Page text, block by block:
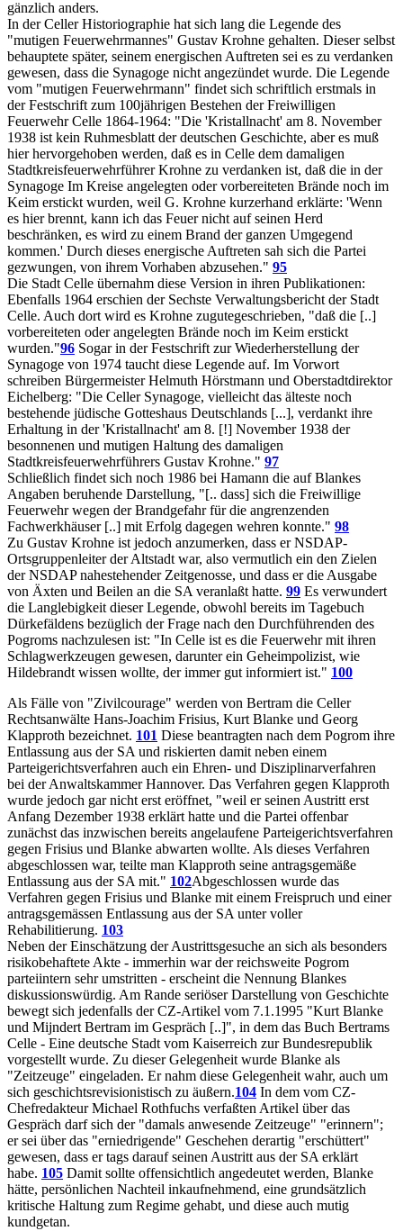
gänzlich anders.
In der Celler Historiographie hat sich lang die Legende des
"mutigen Feuerwehrmannes" Gustav Krohne gehalten. Dieser selbst
behauptete später, seinem energischen Auftreten sei es zu verdanken
gewesen, dass die Synagoge nicht angezündet wurde. Die Legende
vom "mutigen Feuerwehrmann" findet sich schriftlich erstmals in
der Festschrift zum 100jährigen Bestehen der Freiwilligen
Feuerwehr Celle 1864-1964: "Die 'Kristallnacht' am 8. November
1938 ist kein Ruhmesblatt der deutschen Geschichte, aber es muß
hier hervorgehoben werden, daß es in Celle dem damaligen
Stadtkreisfeuerwehrführer Krohne zu verdanken ist, daß die in der
Synagoge Im Kreise angelegten oder vorbereiteten Brände noch im
Keim erstickt wurden, weil G. Krohne kurzerhand erklärte: 'Wenn
es hier brennt, kann ich das Feuer nicht auf seinen Herd
beschränken, es wird zu einem Brand der ganzen Umgegend
kommen.' Durch dieses energische Auftreten sah sich die Partei
gezwungen, von ihrem Vorhaben abzusehen." 95
Die Stadt Celle übernahm diese Version in ihren Publikationen:
Ebenfalls 1964 erschien der Sechste Verwaltungsbericht der Stadt
Celle. Auch dort wird es Krohne zugutegeschrieben, "daß die [..]
vorbereiteten oder angelegten Brände noch im Keim erstickt
wurden."96 Sogar in der Festschrift zur Wiederherstellung der
Synagoge von 1974 taucht diese Legende auf. Im Vorwort
schreiben Bürgermeister Helmuth Hörstmann und Oberstadtdirektor
Eichelberg: "Die Celler Synagoge, vielleicht das älteste noch
bestehende jüdische Gotteshaus Deutschlands [...], verdankt ihre
Erhaltung in der 'Kristallnacht' am 8. [!] November 1938 der
besonnenen und mutigen Haltung des damaligen
Stadtkreisfeuerwehrführers Gustav Krohne." 97
Schließlich findet sich noch 1986 bei Hamann die auf Blankes
Angaben beruhende Darstellung, "[.. dass] sich die Freiwillige
Feuerwehr wegen der Brandgefahr für die angrenzenden
Fachwerkhäuser [..] mit Erfolg dagegen wehren konnte." 98
Zu Gustav Krohne ist jedoch anzumerken, dass er NSDAP-
Ortsgruppenleiter der Altstadt war, also vermutlich ein den Zielen
der NSDAP nahestehender Zeitgenosse, und dass er die Ausgabe
von Äxten und Beilen an die SA veranlaßt hatte. 99 Es verwundert
die Langlebigkeit dieser Legende, obwohl bereits im Tagebuch
Dürkefäldens bezüglich der Frage nach den Durchführenden des
Pogroms nachzulesen ist: "In Celle ist es die Feuerwehr mit ihren
Schlagwerkzeugen gewesen, darunter ein Geheimpolizist, wie
Hildebrandt wissen wollte, der immer gut informiert ist." 100
Als Fälle von "Zivilcourage" werden von Bertram die Celler
Rechtsanwälte Hans-Joachim Frisius, Kurt Blanke und Georg
Klapproth bezeichnet. 101 Diese beantragten nach dem Pogrom ihre
Entlassung aus der SA und riskierten damit neben einem
Parteigerichtsverfahren auch ein Ehren- und Disziplinarverfahren
bei der Anwaltskammer Hannover. Das Verfahren gegen Klapproth
wurde jedoch gar nicht erst eröffnet, "weil er seinen Austritt erst
Anfang Dezember 1938 erklärt hatte und die Partei offenbar
zunächst das inzwischen bereits angelaufene Parteigerichtsverfahren
gegen Frisius und Blanke abwarten wollte. Als dieses Verfahren
abgeschlossen war, teilte man Klapproth seine antragsgemäße
Entlassung aus der SA mit." 102Abgeschlossen wurde das
Verfahren gegen Frisius und Blanke mit einem Freispruch und einer
antragsgemässen Entlassung aus der SA unter voller
Rehabilitierung. 103
Neben der Einschätzung der Austrittsgesuche an sich als besonders
risikobehaftete Akte - immerhin war der reichsweite Pogrom
parteiintern sehr umstritten - erscheint die Nennung Blankes
diskussionswürdig. Am Rande seriöser Darstellung von Geschichte
bewegt sich jedenfalls der CZ-Artikel vom 7.1.1995 "Kurt Blanke
und Mijndert Bertram im Gespräch [..]", in dem das Buch Bertrams
Celle - Eine deutsche Stadt vom Kaiserreich zur Bundesrepublik
vorgestellt wurde. Zu dieser Gelegenheit wurde Blanke als
"Zeitzeuge" eingeladen. Er nahm diese Gelegenheit wahr, auch um
sich geschichtsrevisionistisch zu äußern.104 In dem vom CZ-
Chefredakteur Michael Rothfuchs verfaßten Artikel über das
Gespräch darf sich der "damals anwesende Zeitzeuge" "erinnern";
er sei über das "erniedrigende" Geschehen derartig "erschüttert"
gewesen, dass er tags darauf seinen Austritt aus der SA erklärt
habe. 105 Damit sollte offensichtlich angedeutet werden, Blanke
hätte, persönlichen Nachteil inkaufnehmend, eine grundsätzlich
kritische Haltung zum Regime gehabt, und diese auch mutig
kundgetan.